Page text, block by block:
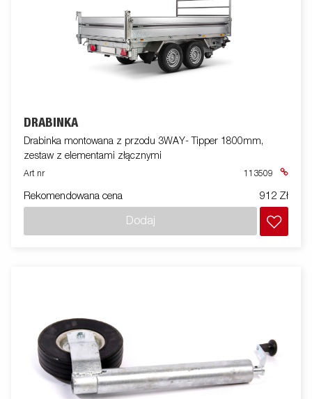
DRABINKA
Drabinka montowana z przodu 3WAY- Tipper 1800mm,
zestaw z elementami złącznymi
Art nr 113509
Rekomendowana cena 912 Zł
Dodaj